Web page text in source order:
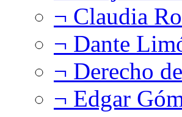
¬ Claudia
¬ Dante
¬ Derecho
¬ Edgar